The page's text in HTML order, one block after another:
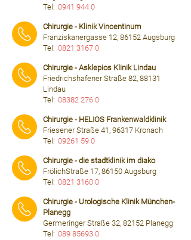
Tel: 0941 944 0
Chirurgie - Klinik Vincentinum
Franziskanergasse 12, 86152 Augsburg
Tel: 0821 3167 0
Chirurgie - Asklepios Klinik Lindau
Friedrichshafener Straße 82, 88131
Lindau
Tel: 08382 276 0
Chirurgie - HELIOS Frankenwaldklinik
Friesener Straße 41, 96317 Kronach
Tel: 09261 59 0
Chirurgie - die stadtklinik im diako
FrölichStraße 17, 86150 Augsburg
Tel: 0821 3160 0
Chirurgie - Urologische Klinik München-
Planegg
Germeringer Straße 32, 82152 Planegg
Tel: 089 85693 0